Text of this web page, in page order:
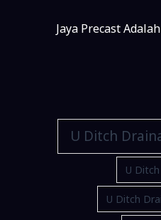
Jaya Precast
U Ditch
U
U Ditch